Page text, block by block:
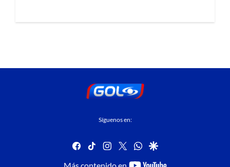
Síguenos en:
facebook
tiktok instagram
twitterwhatsapp
google
youtube-